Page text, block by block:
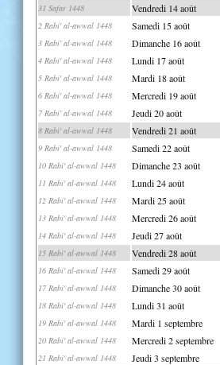
31 Safar 1448 Vendredi 14 août
2 Rabi' al-awwal 1448 Samedi 15 août
3 Rabi' al-awwal 1448 Dimanche 16 août
4 Rabi' al-awwal 1448 Lundi 17 août
5 Rabi' al-awwal 1448 Mardi 18 août
6 Rabi' al-awwal 1448 Mercredi 19 août
7 Rabi' al-awwal 1448 Jeudi 20 août
8 Rabi' al-awwal 1448 Vendredi 21 août
9 Rabi' al-awwal 1448 Samedi 22 août
10 Rabi' al-awwal 1448 Dimanche 23 août
11 Rabi' al-awwal 1448 Lundi 24 août
12 Rabi' al-awwal 1448 Mardi 25 août
13 Rabi' al-awwal 1448 Mercredi 26 août
14 Rabi' al-awwal 1448 Jeudi 27 août
15 Rabi' al-awwal 1448 Vendredi 28 août
16 Rabi' al-awwal 1448 Samedi 29 août
17 Rabi' al-awwal 1448 Dimanche 30 août
18 Rabi' al-awwal 1448 Lundi 31 août
19 Rabi' al-awwal 1448 Mardi 1 septembre
20 Rabi' al-awwal 1448 Mercredi 2 septembre
21 Rabi' al-awwal 1448 Jeudi 3 septembre